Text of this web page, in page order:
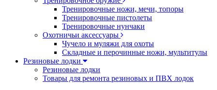
Тренировочные ножи, мечи, топоры
Тренировочные пистолеты
Тренировочные нунчаки
Охотничьи аксессуары
Чучело и муляжи для охоты
Складные и перочинные ножи, мультитулы
Резиновые лодки
Резиновые лодки
Товары для ремонта резиновых и ПВХ лодок